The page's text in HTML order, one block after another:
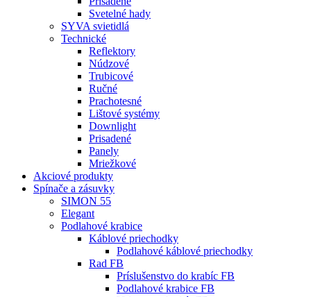
Svetelné hady
SYVA svietidlá
Technické
Reflektory
Núdzové
Trubicové
Ručné
Prachotesné
Lištové systémy
Downlight
Prisadené
Panely
Mriežkové
Akciové produkty
Spínače a zásuvky
SIMON 55
Elegant
Podlahové krabice
Káblové priechodky
Podlahové káblové priechodky
Rad FB
Príslušenstvo do krabíc FB
Podlahové krabice FB